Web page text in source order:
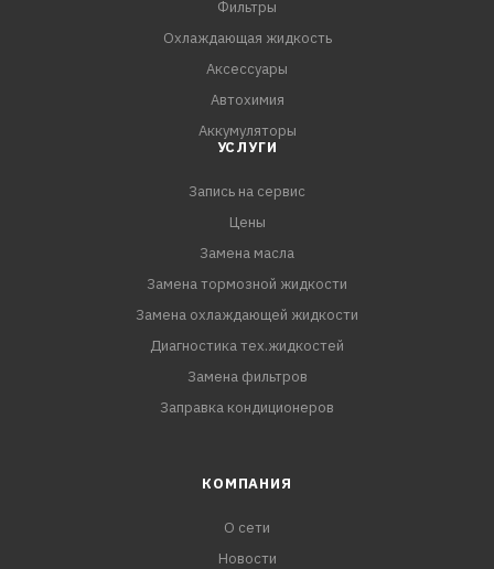
Фильтры
Охлаждающая жидкость
Аксессуары
Автохимия
Аккумуляторы
УСЛУГИ
Запись на сервис
Цены
Замена масла
Замена тормозной жидкости
Замена охлаждающей жидкости
Диагностика тех.жидкостей
Замена фильтров
Заправка кондиционеров
КОМПАНИЯ
О сети
Новости